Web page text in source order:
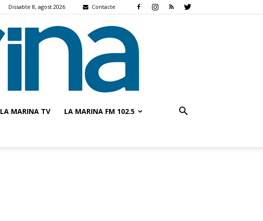
Dissabte 8, agost 2026 Contacte
LA MARINA TV LA MARINA FM 102.5